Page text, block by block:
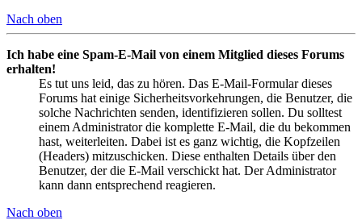
Nach oben
Ich habe eine Spam-E-Mail von einem Mitglied dieses Forums
erhalten!
Es tut uns leid, das zu hören. Das E-Mail-Formular dieses
Forums hat einige Sicherheitsvorkehrungen, die Benutzer, die
solche Nachrichten senden, identifizieren sollen. Du solltest
einem Administrator die komplette E-Mail, die du bekommen
hast, weiterleiten. Dabei ist es ganz wichtig, die Kopfzeilen
(Headers) mitzuschicken. Diese enthalten Details über den
Benutzer, der die E-Mail verschickt hat. Der Administrator
kann dann entsprechend reagieren.
Nach oben